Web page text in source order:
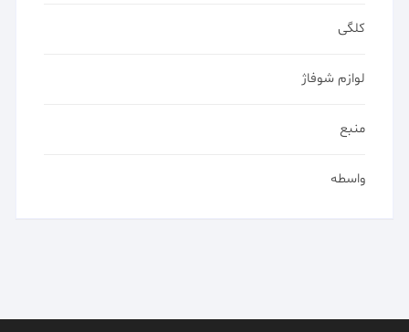
کلگی
لوازم شوفاژ
منبع
واسطه